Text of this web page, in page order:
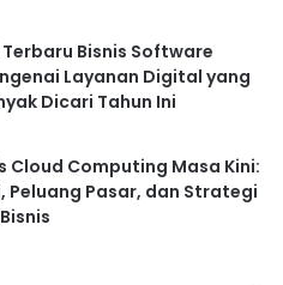
Bisnis Software
Layanan Digital yang
Dicari Tahun Ini
Cloud Computing Masa Kini:
Peluang Pasar, dan Strategi